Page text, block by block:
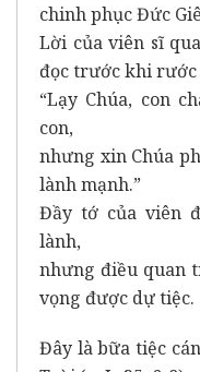
chinh phục Đức
Lời của viên sĩ
đọc trước khi rước
“Lạy Chúa, con
con,
nhưng xin Chúa
lành mạnh.”
Đầy tớ của viên
lành,
nhưng điều quan
vọng được dự tiệc.
Đây là bữa tiệc